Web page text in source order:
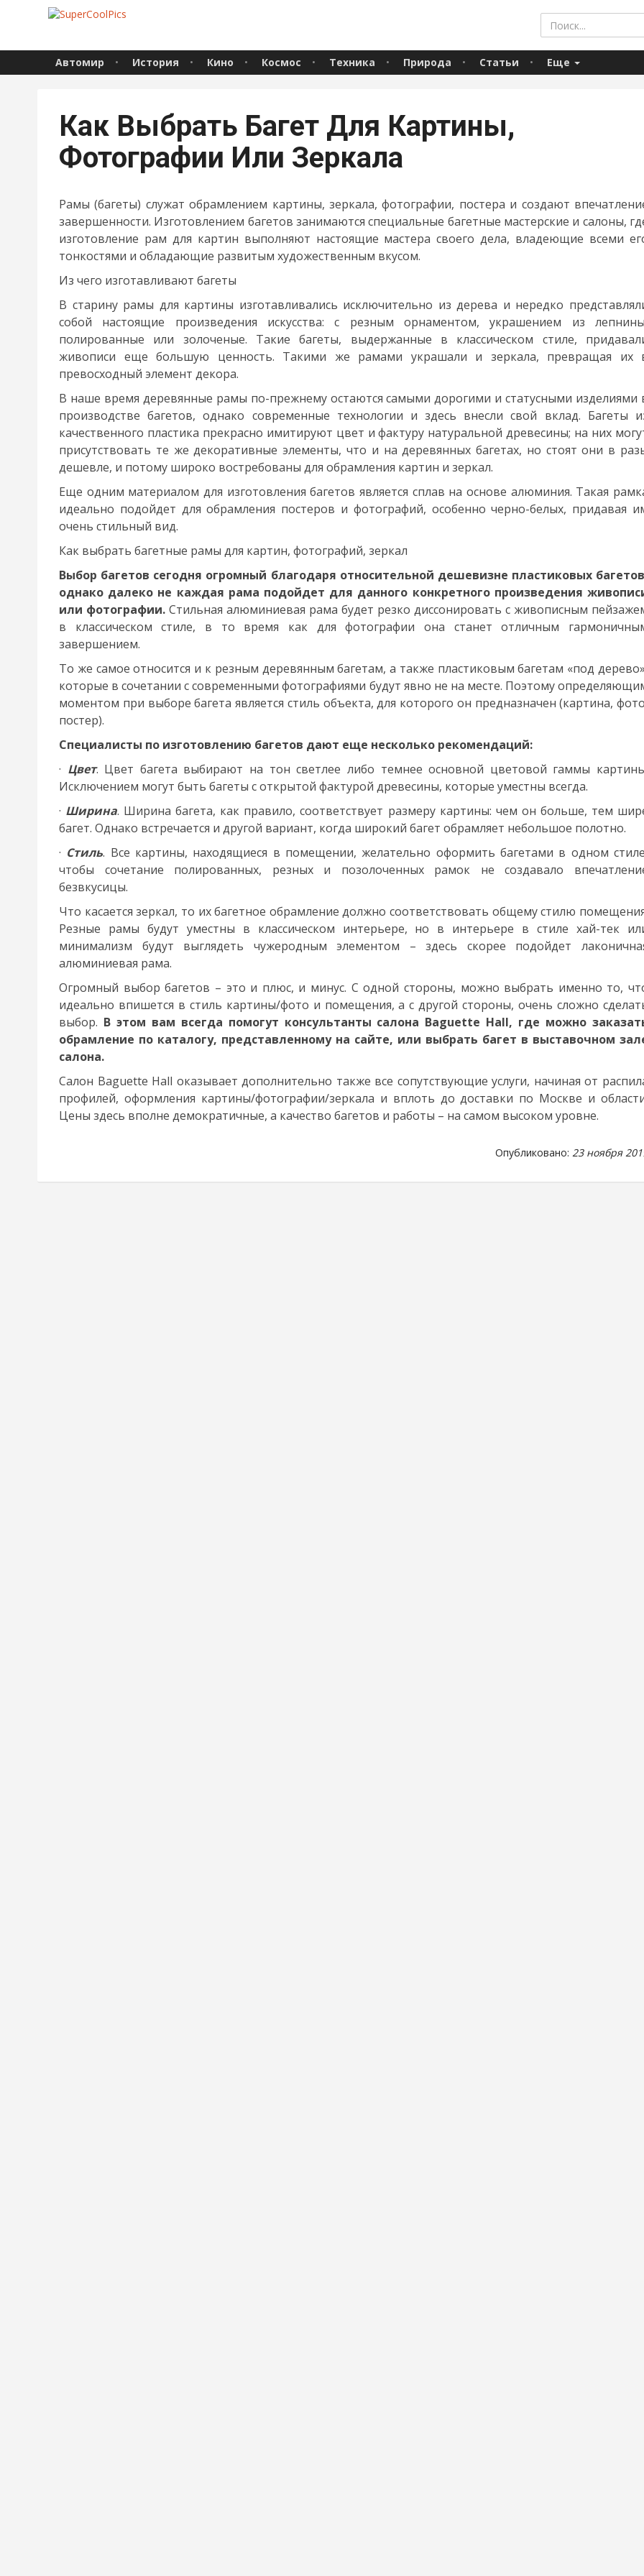
Автомир История Кино Космос Техника Природа Статьи Еще
Как Выбрать Багет Для Картины,
Фотографии Или Зеркала
Рамы (багеты) служат обрамлением картины, зеркала, фотографии, постера и создают
завершенности. Изготовлением багетов занимаются специальные багетные мастерские и салоны,
изготовление рам для картин выполняют настоящие мастера своего дела, владеющие всеми
тонкостями и обладающие развитым художественным вкусом.
Из чего изготавливают багеты
В старину рамы для картины изготавливались исключительно из дерева и нередко
собой настоящие произведения искусства: с резным орнаментом, украшением из
полированные или золоченые. Такие багеты, выдержанные в классическом стиле,
живописи еще большую ценность. Такими же рамами украшали и зеркала, превращая их
превосходный элемент декора.
В наше время деревянные рамы по-прежнему остаются самыми дорогими и статусными изделиями
производстве багетов, однако современные технологии и здесь внесли свой вклад. Багеты
качественного пластика прекрасно имитируют цвет и фактуру натуральной древесины; на них
присутствовать те же декоративные элементы, что и на деревянных багетах, но стоят они в
дешевле, и потому широко востребованы для обрамления картин и зеркал.
Еще одним материалом для изготовления багетов является сплав на основе алюминия. Такая
идеально подойдет для обрамления постеров и фотографий, особенно черно-белых, придавая
очень стильный вид.
Как выбрать багетные рамы для картин, фотографий, зеркал
Выбор багетов сегодня огромный благодаря относительной дешевизне пластиковых
однако далеко не каждая рама подойдет для данного конкретного произведения
или фотографии. Стильная алюминиевая рама будет резко диссонировать с живописным
в классическом стиле, в то время как для фотографии она станет отличным
завершением.
То же самое относится и к резным деревянным багетам, а также пластиковым багетам «под
которые в сочетании с современными фотографиями будут явно не на месте. Поэтому
моментом при выборе багета является стиль объекта, для которого он предназначен (картина,
постер).
Специалисты по изготовлению багетов дают еще несколько рекомендаций:
· Цвет. Цвет багета выбирают на тон светлее либо темнее основной цветовой гаммы
Исключением могут быть багеты с открытой фактурой древесины, которые уместны всегда.
· Ширина. Ширина багета, как правило, соответствует размеру картины: чем он больше, тем
багет. Однако встречается и другой вариант, когда широкий багет обрамляет небольшое полотно.
· Стиль. Все картины, находящиеся в помещении, желательно оформить багетами в одном
чтобы сочетание полированных, резных и позолоченных рамок не создавало
безвкусицы.
Что касается зеркал, то их багетное обрамление должно соответствовать общему стилю
Резные рамы будут уместны в классическом интерьере, но в интерьере в стиле хай-тек
минимализм будут выглядеть чужеродным элементом – здесь скорее подойдет
алюминиевая рама.
Огромный выбор багетов – это и плюс, и минус. С одной стороны, можно выбрать именно то,
идеально впишется в стиль картины/фото и помещения, а с другой стороны, очень сложно
выбор. В этом вам всегда помогут консультанты салона Baguette Hall, где можно
обрамление по каталогу, представленному на сайте, или выбрать багет в выставочном
салона.
Салон Baguette Hall оказывает дополнительно также все сопутствующие услуги, начиная от
профилей, оформления картины/фотографии/зеркала и вплоть до доставки по Москве и
Цены здесь вполне демократичные, а качество багетов и работы – на самом высоком уровне.
Опубликовано: 23 ноября